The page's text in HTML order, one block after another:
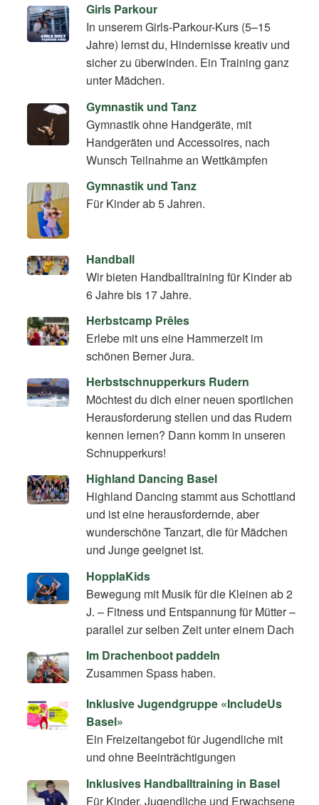
Girls Parkour
In unserem Girls-Parkour-Kurs (5–15
Jahre) lernst du, Hindernisse kreativ und
sicher zu überwinden. Ein Training ganz
unter Mädchen.
Gymnastik und Tanz
Gymnastik ohne Handgeräte, mit
Handgeräten und Accessoires, nach
Wunsch Teilnahme an Wettkämpfen
Gymnastik und Tanz
Für Kinder ab 5 Jahren.
Handball
Wir bieten Handballtraining für Kinder ab
6 Jahre bis 17 Jahre.
Herbstcamp Prêles
Erlebe mit uns eine Hammerzeit im
schönen Berner Jura.
Herbstschnupperkurs Rudern
Möchtest du dich einer neuen sportlichen
Herausforderung stellen und das Rudern
kennen lernen? Dann komm in unseren
Schnupperkurs!
Highland Dancing Basel
Highland Dancing stammt aus Schottland
und ist eine herausfordernde, aber
wunderschöne Tanzart, die für Mädchen
und Junge geeignet ist.
HopplaKids
Bewegung mit Musik für die Kleinen ab 2
J. – Fitness und Entspannung für Mütter –
parallel zur selben Zeit unter einem Dach
Im Drachenboot paddeln
Zusammen Spass haben.
Inklusive Jugendgruppe «IncludeUs
Basel»
Ein Freizeitangebot für Jugendliche mit
und ohne Beeinträchtigungen
Inklusives Handballtraining in Basel
Für Kinder, Jugendliche und Erwachsene